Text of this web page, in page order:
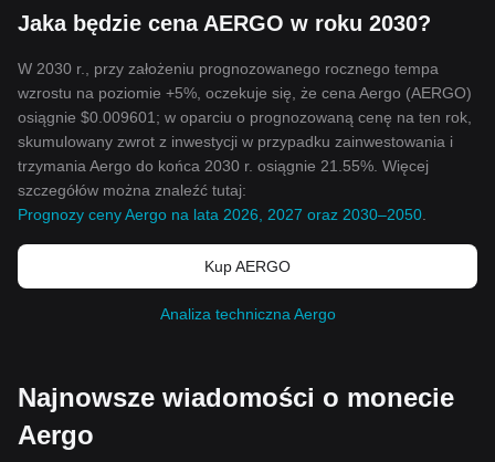
Jaka będzie cena AERGO w roku 2030?
W 2030 r., przy założeniu prognozowanego rocznego tempa
wzrostu na poziomie +5%, oczekuje się, że cena Aergo (AERGO)
osiągnie $0.009601; w oparciu o prognozowaną cenę na ten rok,
skumulowany zwrot z inwestycji w przypadku zainwestowania i
trzymania Aergo do końca 2030 r. osiągnie 21.55%. Więcej
szczegółów można znaleźć tutaj:
Prognozy ceny Aergo na lata 2026, 2027 oraz 2030–2050
Kup AERGO
Analiza techniczna Aergo
Najnowsze wiadomości o monecie
Aergo